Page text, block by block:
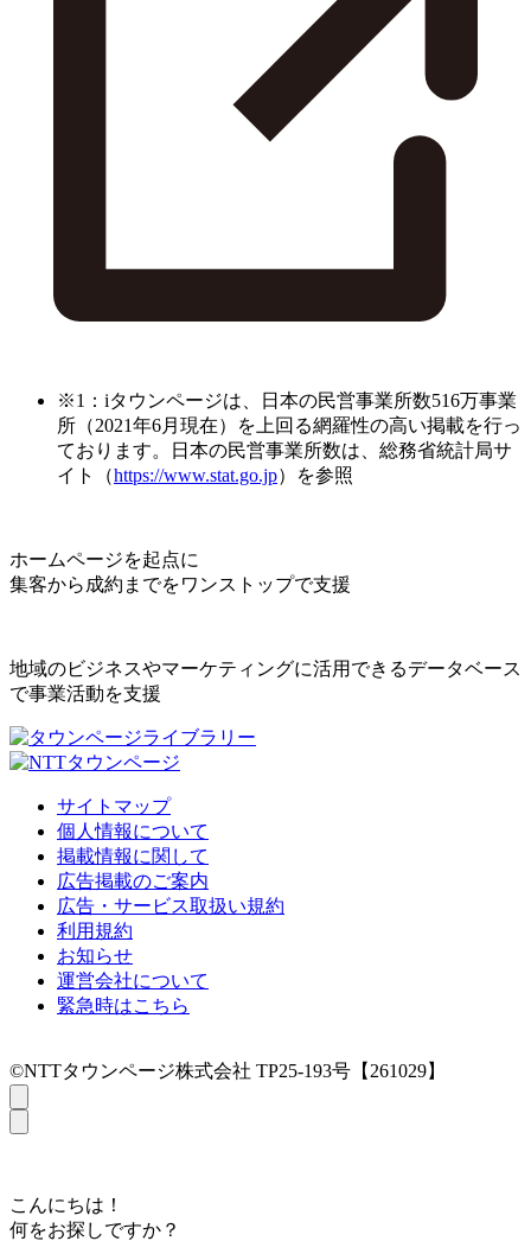
※1：iタウンページは、日本の民営事業所数516万事業
所（2021年6月現在）を上回る網羅性の高い掲載を行っ
ております。日本の民営事業所数は、総務省統計局サ
イト（https://www.stat.go.jp）を参照
ホームページを起点に
集客から成約までをワンストップで支援
地域のビジネスやマーケティングに活用できるデータベース
で事業活動を支援
サイトマップ
個人情報について
掲載情報に関して
広告掲載のご案内
広告・サービス取扱い規約
利用規約
お知らせ
運営会社について
緊急時はこちら
©NTTタウンページ株式会社 TP25-193号【261029】
こんにちは！
何をお探しですか？